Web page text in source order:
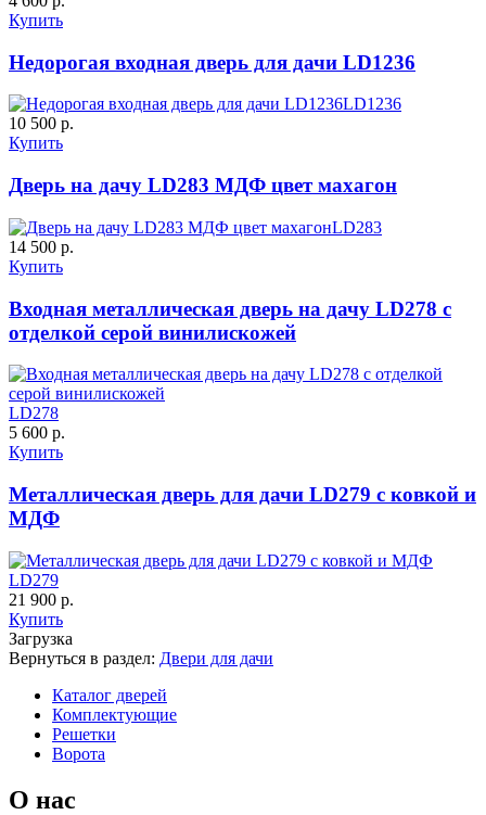
Порошковое напыление "Шелк"
К-35 С К-35 СС
К-36 С
C63
C65 C66
Купить
Недорогая входная дверь для дачи LD1236
LD1236
10 500 р.
Купить
Дверь на дачу LD283 МДФ цвет махагон
LD283
14 500 р.
Купить
Входная металлическая дверь на дачу LD278 с
отделкой серой винилискожей
LD278
5 600 р.
Купить
Металлическая дверь для дачи LD279 с ковкой и
МДФ
LD279
21 900 р.
Купить
Загрузка
Вернуться в раздел: Двери для дачи
Каталог дверей
Комплектующие
Решетки
Ворота
О нас